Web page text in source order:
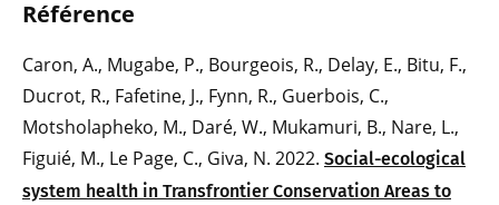
Référence
Caron, A., Mugabe, P., Bourgeois, R., Delay, E., Bitu, F.,
Ducrot, R., Fafetine, J., Fynn, R., Guerbois, C.,
Motsholapheko, M., Daré, W., Mukamuri, B., Nare, L.,
Figuié, M., Le Page, C., Giva, N. 2022. Social-ecological
system health in Transfrontier Conservation Areas to